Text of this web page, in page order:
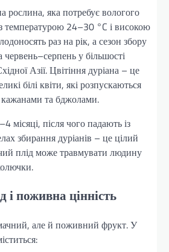
рослина, яка потребує вологого
температурою 24–30 °C і високою
раз на рік, а сезон збору
у більшості
Азії. Цвітіння дуріана – це
білі квіти, які розпускаються
та бджолами.
місяці, після чого падають із
збирання дуріанів – це цілий
плід може травмувати людину
і поживна цінність
але й поживний фрукт. У